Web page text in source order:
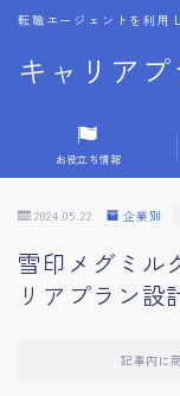
キャリア
転職エージェントを利用
MENU
1.転職エージェ
3.キャリア相談
4.キャリア目標
お役立ち情報
2024.05.22 企業別
雪印メグミル
リアプラン設
記事内に